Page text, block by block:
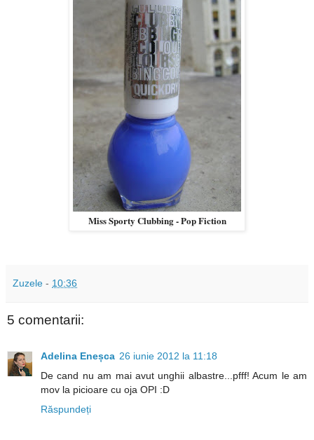
Miss Sporty Clubbing - Pop Fiction
Zuzele - 10:36
5 comentarii:
Adelina Eneșca 26 iunie 2012 la 11:18
De cand nu am mai avut unghii albastre...pfff! Acum le am
mov la picioare cu oja OPI :D
Răspundeți